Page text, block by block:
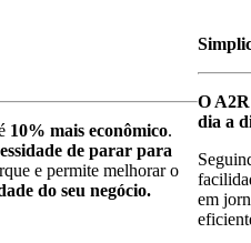
10% mais econômico.
de parar para
e permite melhorar o
do seu negócio.
O
dia a
em